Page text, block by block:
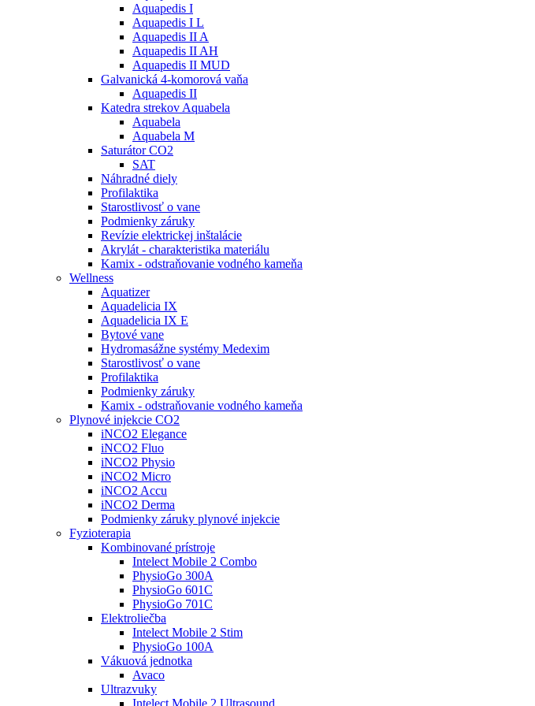
Aquapedis I
Aquapedis I L
Aquapedis II A
Aquapedis II AH
Aquapedis II MUD
Galvanická 4-komorová vaňa
Aquapedis II
Katedra strekov Aquabela
Aquabela
Aquabela M
Saturátor CO2
SAT
Náhradné diely
Profilaktika
Starostlivosť o vane
Podmienky záruky
Revízie elektrickej inštalácie
Akrylát - charakteristika materiálu
Kamix - odstraňovanie vodného kameňa
Wellness
Aquatizer
Aquadelicia IX
Aquadelicia IX E
Bytové vane
Hydromasážne systémy Medexim
Starostlivosť o vane
Profilaktika
Podmienky záruky
Kamix - odstraňovanie vodného kameňa
Plynové injekcie CO2
iNCO2 Elegance
iNCO2 Fluo
iNCO2 Physio
iNCO2 Micro
iNCO2 Accu
iNCO2 Derma
Podmienky záruky plynové injekcie
Fyzioterapia
Kombinované prístroje
Intelect Mobile 2 Combo
PhysioGo 300A
PhysioGo 601C
PhysioGo 701C
Elektroliečba
Intelect Mobile 2 Stim
PhysioGo 100A
Vákuová jednotka
Avaco
Ultrazvuky
Intelect Mobile 2 Ultrasound